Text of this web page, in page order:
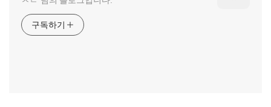
구독하기